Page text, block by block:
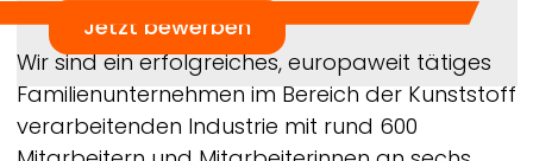
Jetzt bewerben
Breadcrumb
Wir sind ein erfolgreiches, europaweit tätiges
Familienunternehmen im Bereich der Kunststoff
verarbeitenden Industrie mit rund 600